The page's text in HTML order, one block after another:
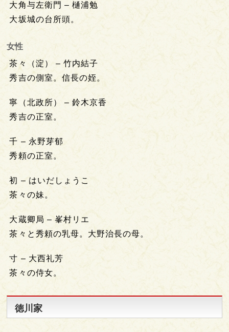
大角与左衛門 – 樋浦勉
大坂城の台所頭。
女性
茶々（淀） – 竹内結子
秀吉の側室。信長の姪。
寧（北政所） – 鈴木京香
秀吉の正室。
千 – 永野芽郁
秀頼の正室。
初 – はいだしょうこ
茶々の妹。
大蔵卿局 – 峯村リエ
茶々と秀頼の乳母。大野治長の母。
寸 – 大西礼芳
茶々の侍女。
徳川家